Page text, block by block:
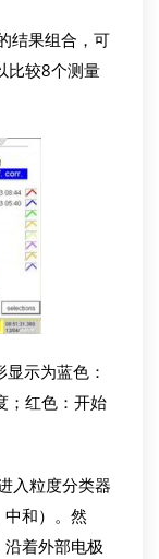
结果组合，可
比较8个测量
示为蓝色：
；红色：开始
入粒度分类器
中和）。然
着外部电极